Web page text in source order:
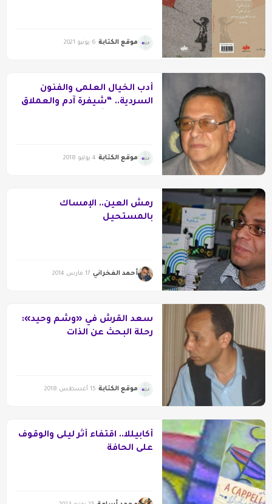
موقع الكتابة 6 يونيو 2021
أدب الخيال العلمى والفنون
السردية.. “شيفرة آدم والعملاق
موقع الكتابة 4 يوليو 2018
رمش العين.. الإمساك
بالمستحيل
أحمد الفخراني 17 مارس 2014
سعد القرش في «وشم وحيد»:
رحلة البحث عن الذات
موقع الكتابة 15 أغسطس 2018
أكابيللا.. اقتفاء أثر ليلى والوقوف
على الحافة